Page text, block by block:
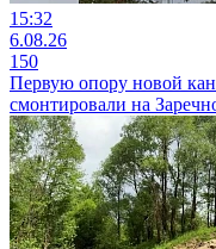
15:32
6.08.26
150
Первую опору новой
смонтировали на